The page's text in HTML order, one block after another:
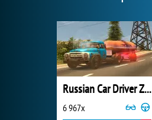
Russian Car Driver ZIL 130
6 967x